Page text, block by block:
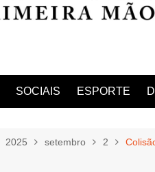
SOCIAIS ESPORTE
2025 setembro 2